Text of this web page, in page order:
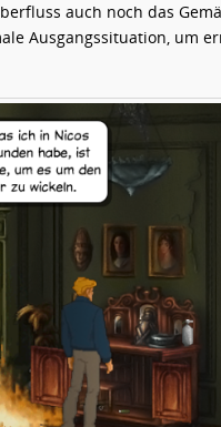
auch noch das
Ausgangssituation, um